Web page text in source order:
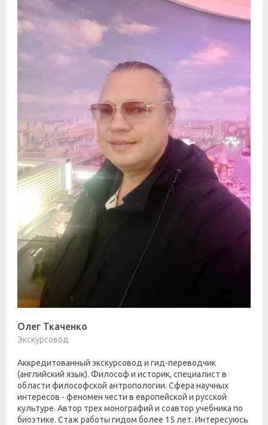
Олег Ткаченко
Экскурсовод
Аккредитованный экскурсовод и гид-переводчик
(английский язык). Философ и историк, специалист в
области философской антропологии. Сфера научных
интересов - феномен чести в европейской и русской
культуре. Автор трех монографий и соавтор учебника по
биоэтике. Стаж работы гидом более 15 лет. Интересуюсь